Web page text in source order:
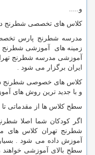
و.....
کلاس های تخصصی شطرنج
مدرسه شطرنج پارس
زمینه های آموزشی شطرنج
آموزشی مدرسه شطرنج
ایران برگزار می شود .
کلاس های خصوصی شطرنج
و با جدید ترین روش های
سطح کلاس ها از مقدماتی
اگر کودکان شما اصلا
شطرنج تهران کلاس های
آموزش داده می شود .
سطح بالای آموزشی خواهند